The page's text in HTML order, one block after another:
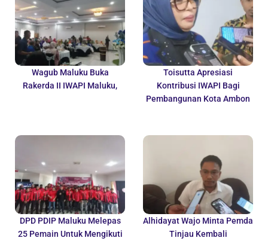
Wagub Maluku Buka
Rakerda II IWAPI Maluku,
Toisutta Apresiasi
Kontribusi IWAPI Bagi
Pembangunan Kota Ambon
DPD PDIP Maluku Melepas
25 Pemain Untuk Mengikuti
Alhidayat Wajo Minta Pemda
Tinjau Kembali